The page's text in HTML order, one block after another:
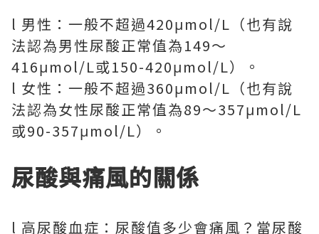
l 男性：一般不超過420μmol/L（也有說
法認為男性尿酸正常值為149～
416μmol/L或150-420μmol/L）。
l 女性：一般不超過360μmol/L（也有說
法認為女性尿酸正常值為89～357μmol/L
或90-357μmol/L）。
尿酸與痛風的關係
l 高尿酸血症：尿酸值多少會痛風？當尿酸